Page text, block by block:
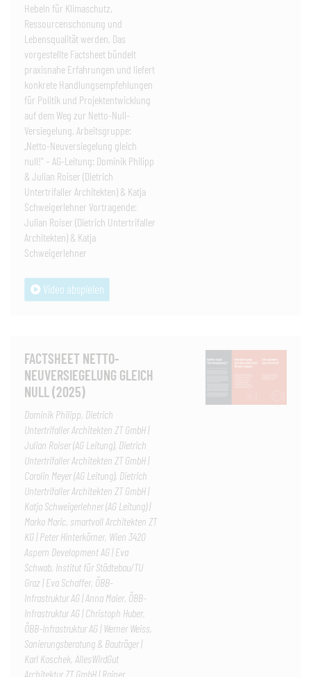
Hebeln für Klimaschutz,
Ressourcenschonung und
Lebensqualität werden. Das
vorgestellte Factsheet bündelt
praxisnahe Erfahrungen und liefert
konkrete Handlungsempfehlungen
für Politik und Projektentwicklung
auf dem Weg zur Netto-Null-
Versiegelung. Arbeitsgruppe:
„Netto-Neuversiegelung gleich
null!“ – AG-Leitung: Dominik Philipp
& Julian Roiser (Dietrich
Untertrifaller Architekten) & Katja
Schweigerlehner Vortragende:
Julian Roiser (Dietrich Untertrifaller
Architekten) & Katja
Schweigerlehner
Video abspielen
FACTSHEET NETTO-
NEUVERSIEGELUNG GLEICH
NULL (2025)
Dominik Philipp, Dietrich
Untertrifaller Architekten ZT GmbH |
Julian Roiser (AG Leitung), Dietrich
Untertrifaller Architekten ZT GmbH |
Carolin Meyer (AG Leitung), Dietrich
Untertrifaller Architekten ZT GmbH |
Katja Schweigerlehner (AG Leitung) |
Marko Maric, smartvoll Architekten ZT
KG | Peter Hinterkörner, Wien 3420
Aspern Development AG | Eva
Schwab, Institut für Städtebau/TU
Graz | Eva Schaffer, ÖBB-
Infrastruktur AG | Anna Maier, ÖBB-
Infrastruktur AG | Christoph Huber,
ÖBB-Infrastruktur AG | Werner Weiss,
Sanierungsberatung & Bauträger |
Karl Koschek, AllesWirdGut
Architektur ZT GmbH | Rainer